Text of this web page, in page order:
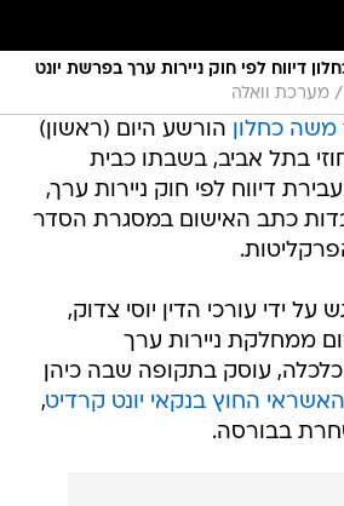
דיווח לפי חוק ניירות ערך בפרשת יונט
/ מערכת וואלה
משה כחלון הורשע היום (ראשון)
בתל אביב, בשבתו כבית
דיווח לפי חוק ניירות ערך,
כתב האישום במסגרת הסדר
ידי עורכי הדין יוסי צדוק,
ממחלקת ניירות ערך
עוסק בתקופה שבה כיהן
החוץ בנקאי יונט קרדיט,
בבורסה.